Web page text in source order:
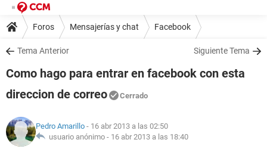
Foros Mensajerías y chat Facebook
Tema Anterior Siguiente Tema
Como hago para entrar en facebook con esta
direccion de correo
Cerrado
Pedro Amarillo - 16 abr 2013 a las 02:50
usuario anónimo - 16 abr 2013 a las 18:40